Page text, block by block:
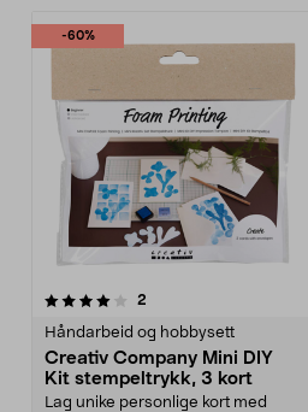
-60%
2
Håndarbeid og hobbysett
Creativ Company Mini DIY
Kit stempeltrykk, 3 kort
Lag unike personlige kort med
3.5av 5 stjerner